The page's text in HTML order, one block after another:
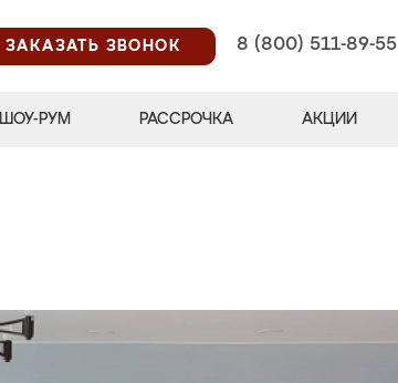
ЗАКАЗАТЬ ЗВОНОК
8 (800) 511-89-55
ШОУ-РУМ РАССРОЧКА АКЦИИ